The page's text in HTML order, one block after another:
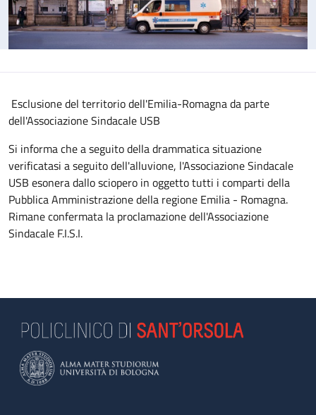
Esclusione del territorio dell'Emilia-Romagna da parte
dell'Associazione Sindacale USB
Si informa che a seguito della drammatica situazione
verificatasi a seguito dell'alluvione, l'Associazione Sindacale
USB esonera dallo sciopero in oggetto tutti i comparti della
Pubblica Amministrazione della regione Emilia - Romagna.
Rimane confermata la proclamazione dell'Associazione
Sindacale F.I.S.I.